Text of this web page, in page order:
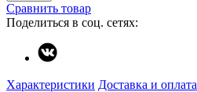
Сравнить товар
Поделиться в соц. сетях:
Характеристики Доставка и оплата